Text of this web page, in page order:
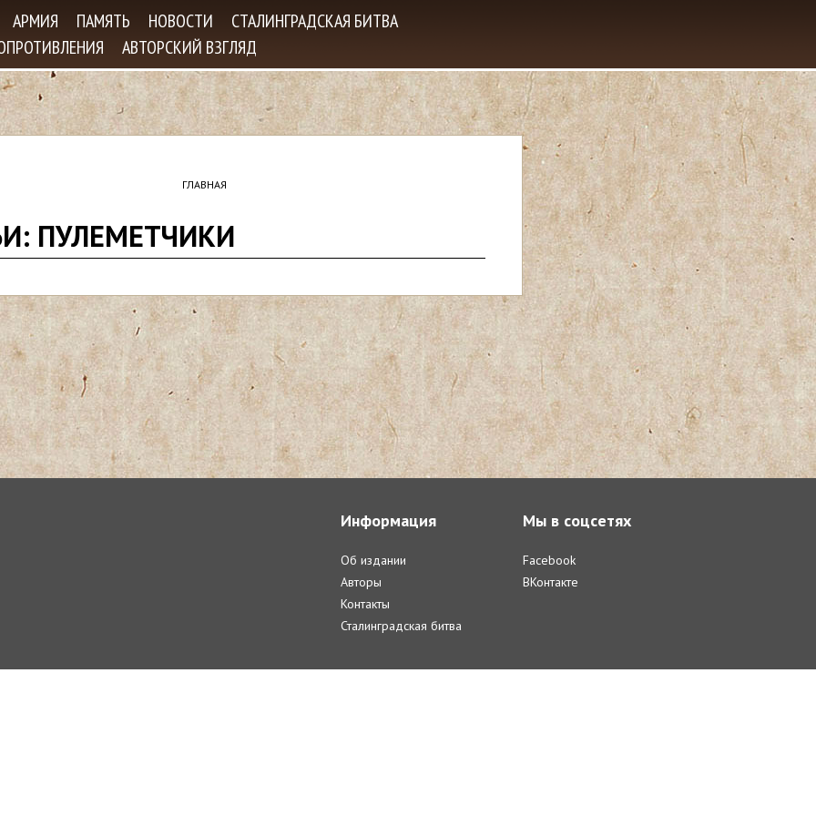
Jump to navigation
АРМИЯ ПАМЯТЬ НОВОСТИ
СТАЛИНГРАДСКАЯ БИТВА
АВТОРСКИЙ ВЗГЛЯД
ГЛАВНАЯ
ПУЛЕМЕТЧИКИ
Информация
Об издании
Авторы
Контакты
Сталинградская битва
Мы в соцсетях
Facebook
ВКонтакте